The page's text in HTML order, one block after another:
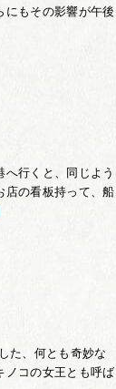
にもその影響が午後
行くと、同じよう
店の看板持って、船
た、何とも奇妙な
ノコの女王とも呼ば